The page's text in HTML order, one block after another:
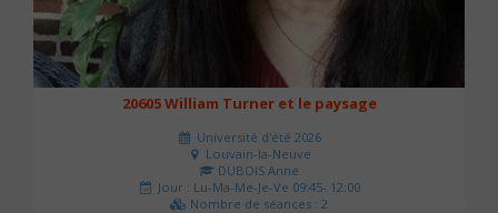
20605 William Turner et le paysage
Université d'été 2026
Louvain-la-Neuve
DUBOIS Anne
Jour : Lu-Ma-Me-Je-Ve 09:45- 12:00
Nombre de séances : 2